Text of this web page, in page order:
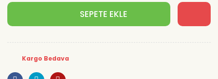
SEPETE EKLE
Kargo Bedava